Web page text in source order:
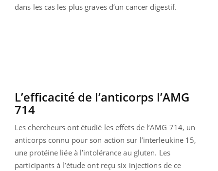
dans les cas les plus graves d’un cancer digestif.
L’efficacité de l’anticorps l’AMG
714
Les chercheurs ont étudié les effets de l’AMG 714, un
anticorps connu pour son action sur l’interleukine 15,
une protéine liée à l’intolérance au gluten. Les
participants à l’étude ont reçu six injections de ce